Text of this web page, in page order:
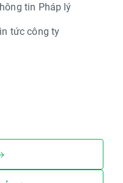
tin Pháp lý
tức công ty